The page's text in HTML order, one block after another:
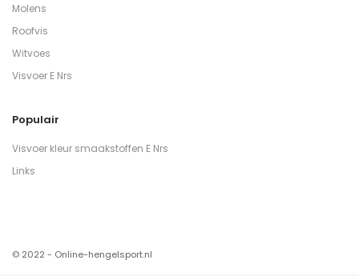
Molens
Roofvis
Witvoes
Visvoer E Nrs
Populair
Visvoer kleur smaakstoffen E Nrs
Links
© 2022 - Online-hengelsport.nl